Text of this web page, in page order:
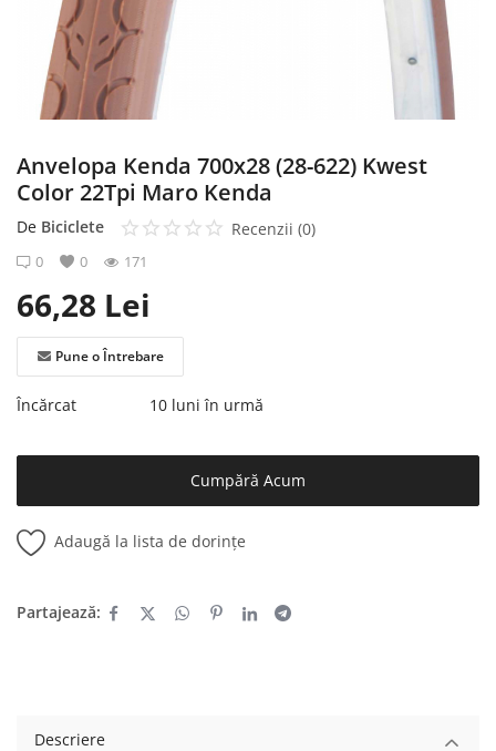
Înregistrare
Anvelopa Kenda 700x28 (28-622) Kwest
Color 22Tpi Maro Kenda
De Biciclete Recenzii (0)
0 0 171
66,28 Lei
Pune o Întrebare
Încărcat 10 luni în urmă
Cumpără Acum
Adaugă la lista de dorințe
Partajează:
Descriere